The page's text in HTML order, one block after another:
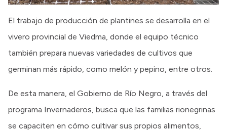
El trabajo de producción de plantines se desarrolla en el
vivero provincial de Viedma, donde el equipo técnico
también prepara nuevas variedades de cultivos que
germinan más rápido, como melón y pepino, entre otros.
De esta manera, el Gobierno de Río Negro, a través del
programa Invernaderos, busca que las familias rionegrinas
se capaciten en cómo cultivar sus propios alimentos,